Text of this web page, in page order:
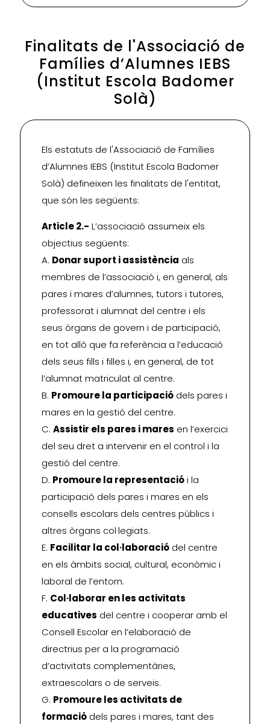
Finalitats de l'Associació de
Famílies d’Alumnes IEBS
(Institut Escola Badomer
Solà)
Els estatuts de l'Associació de Famílies
d’Alumnes IEBS (Institut Escola Badomer
Solà) defineixen les finalitats de l'entitat,
que són les següents:
Article 2.- L’associació assumeix els
objectius següents:
A. Donar suport i assistència als
membres de l’associació i, en general, als
pares i mares d’alumnes, tutors i tutores,
professorat i alumnat del centre i els
seus òrgans de govern i de participació,
en tot allò que fa referència a l’educació
dels seus fills i filles i, en general, de tot
l’alumnat matriculat al centre.
B. Promoure la participació dels pares i
mares en la gestió del centre.
C. Assistir els pares i mares en l’exercici
del seu dret a intervenir en el control i la
gestió del centre.
D. Promoure la representaciói la
participació dels pares i mares en els
consells escolars dels centres públics i
altres òrgans col·legiats.
E. Facilitar la col·laboració del centre
en els àmbits social, cultural, econòmic i
laboral de l’entorn.
F. Col·laborar en les activitats
educatives del centre i cooperar amb el
Consell Escolar en l’elaboració de
directrius per a la programació
d’activitats complementàries,
extraescolars o de serveis.
G. Promoure les activitats de
formació dels pares i mares, tant des